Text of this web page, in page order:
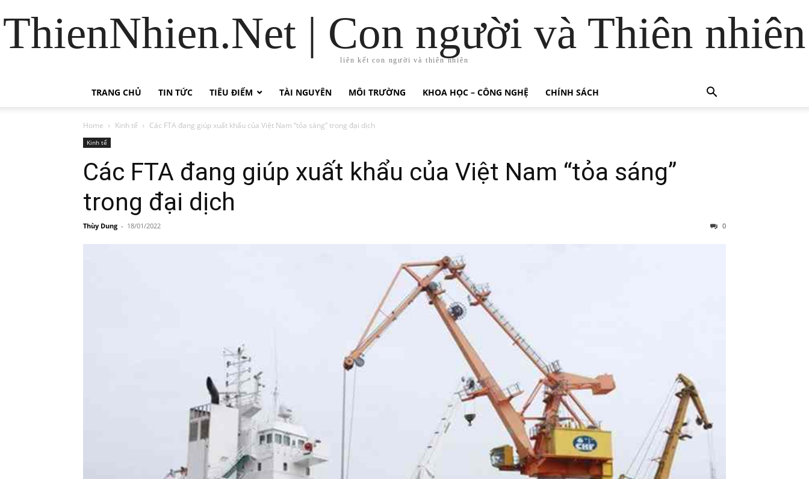
ThienNhien.Net | Con người và Thiên nhiên
liên kết con người và thiên nhiên
TRANG CHỦ TIN TỨC TIÊU ĐIỂM TÀI NGUYÊN MÔI TRƯỜNG KHOA HỌC – CÔNG NGHỆ CHÍNH SÁCH
Home Kinh tế Các FTA đang giúp xuất khẩu của Việt Nam “tỏa sáng” trong đại dịch
Kinh tế
Các FTA đang giúp xuất khẩu của Việt Nam “tỏa sáng”
trong đại dịch
Thùy Dung - 18/01/2022 0